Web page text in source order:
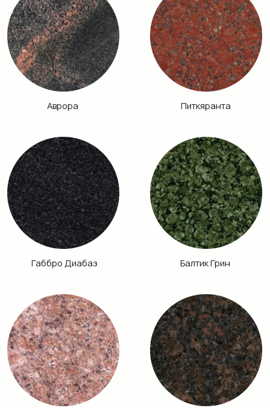
Винга Дымовский
Кузнечный Гранатовый
Амфиболит